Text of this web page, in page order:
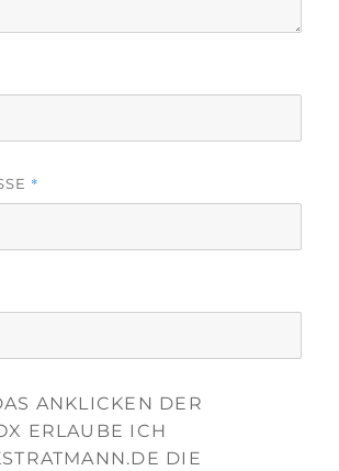
*
ANKLICKEN DER
ERLAUBE ICH
DIE